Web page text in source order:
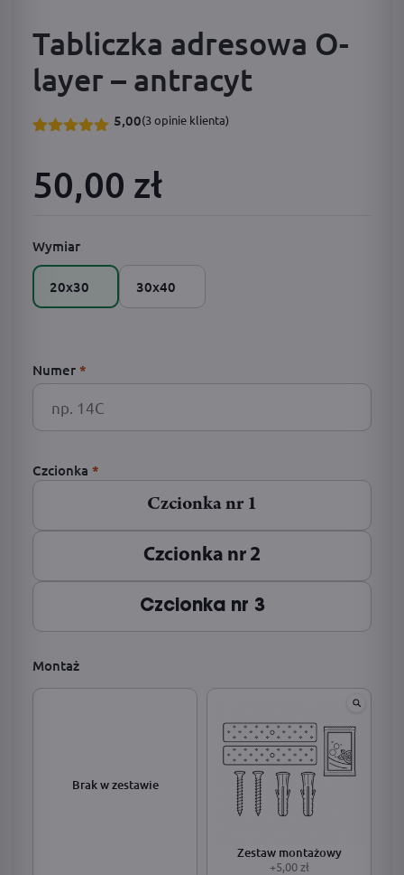
Tabliczka adresowa O-
layer – antracyt
na
podstawie
5,00(3opinie klienta)
50,00 zł
Wymiar
20x30 30x40
Numer *
Czcionka *
Czcionka nr 1
Czcionka nr 2
Czcionka nr 3
Montaż
Brak w zestawie
Zestaw montażowy
+5,00 zł